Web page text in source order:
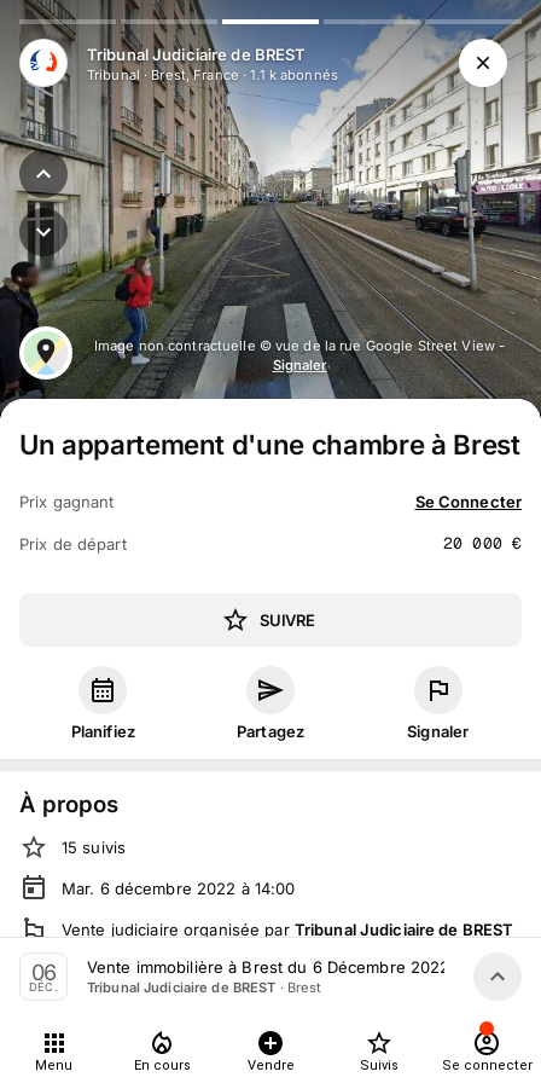
Aller au contenu principal
Tribunal Judiciaire de BREST
Tribunal ·Brest, France ·1.1 kabonnés
Image non contractuelle © vue de la rue Google Street View -
Signaler
Un appartement d'une chambre à Brest
Prix gagnant Se Connecter
Prix de départ 20 000 €
SUIVRE
Planifiez Partagez Signaler
À propos
15 suivis
Mar. 6 décembre 2022 à 14:00
Vente judiciaire organisée par Tribunal Judiciaire de BREST
En salle : 32 rue Denver, 29200 Brest, France
06
DÉC.
Vente immobilière à Brest du 6 Décembre 2022
Tribunal Judiciaire de BREST · Brest
Menu En cours Vendre Suivis Se connecter